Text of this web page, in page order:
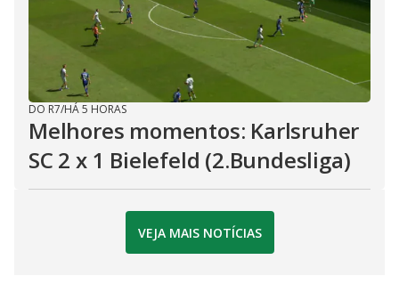
DO R7/HÁ 5 HORAS
Melhores momentos: Karlsruher
SC 2 x 1 Bielefeld (2.Bundesliga)
VEJA MAIS NOTÍCIAS